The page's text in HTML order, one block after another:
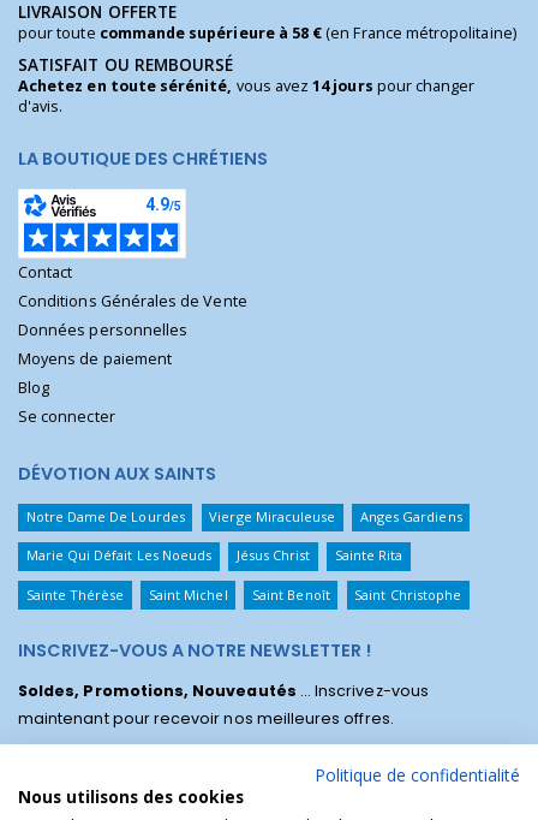
LIVRAISON OFFERTE
pour toute commande supérieure à 58 €(en France métropolitaine)
SATISFAIT OU REMBOURSÉ
Achetez en toute sérénité, vous avez14 jours pour changer
d'avis.
LA BOUTIQUE DES CHRÉTIENS
Contact
Conditions Générales de Vente
Données personnelles
Moyens de paiement
Blog
Se connecter
DÉVOTION AUX SAINTS
Notre Dame De Lourdes Vierge Miraculeuse Anges Gardiens
Marie Qui Défait Les Noeuds Jésus Christ Sainte Rita
Sainte Thérèse Saint Michel Saint Benoît Saint Christophe
INSCRIVEZ-VOUS A NOTRE NEWSLETTER !
Soldes, Promotions, Nouveautés ... Inscrivez-vous
maintenant pour recevoir nos meilleures offres.
Politique de confidentialité
Nous utilisons des cookies